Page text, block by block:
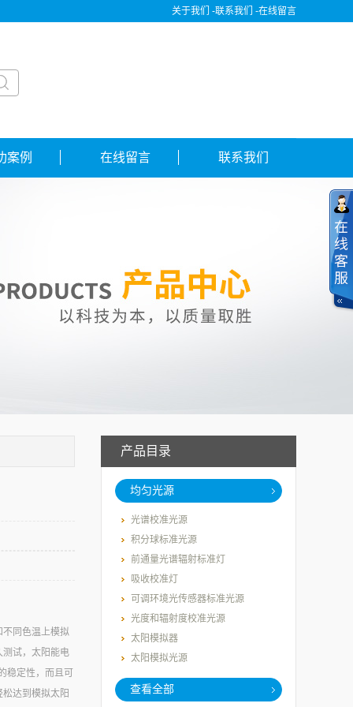
关于我们 -联系我们 -在线留言
案例 在线留言 联系我们
产品目录
均匀光源
光谱校准光源
积分球标准光源
前通量光谱辐射标准灯
吸收校准灯
可调环境光传感器标准光源
光度和辐射度校准光源
太阳模拟器
太阳模拟光源
查看全部
不同色温上模拟
测试，太阳能电
稳定性，而且可
达到模拟太阳